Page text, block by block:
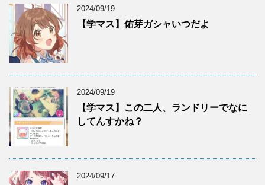
2024/09/19
【学マス】佑芽ガシャいつだよ
2024/09/19
【学マス】この二人、ランドリーでなに
してんすかね？
2024/09/17